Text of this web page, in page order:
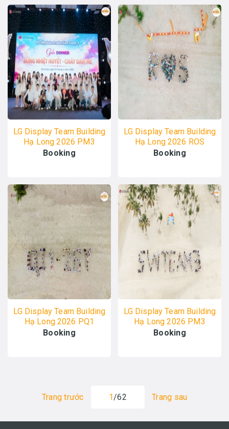
LG Display Team Building
Hạ Long 2026 PM3
24/04 - ALO TOUR
Booking
LG Display Team Building
Hạ Long 2026 ROS
20/04 - ALO TOUR
Booking
LG Display Team Building
Hạ Long 2026 PQ1
20/04 - ALO TOUR
Booking
LG Display Team Building
Hạ Long 2026 PM3
20/04 - ALO TOUR
Booking
Trang trước 1/62 Trang sau